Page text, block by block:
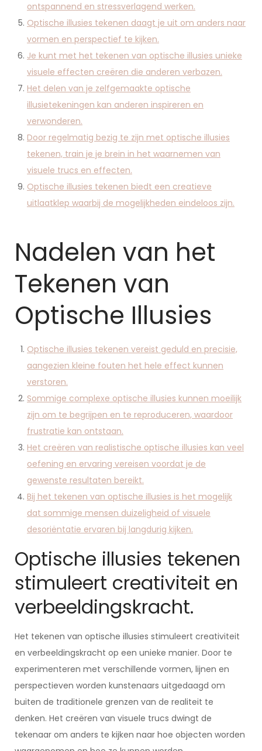
ontspannend en stressverlagend werken.
Optische illusies tekenen daagt je uit om anders naar
vormen en perspectief te kijken.
Je kunt met het tekenen van optische illusies unieke
visuele effecten creëren die anderen verbazen.
Het delen van je zelfgemaakte optische
illusietekeningen kan anderen inspireren en
verwonderen.
Door regelmatig bezig te zijn met optische illusies
tekenen, train je je brein in het waarnemen van
visuele trucs en effecten.
Optische illusies tekenen biedt een creatieve
uitlaatklep waarbij de mogelijkheden eindeloos zijn.
Nadelen van het
Tekenen van
Optische Illusies
Optische illusies tekenen vereist geduld en precisie,
aangezien kleine fouten het hele effect kunnen
verstoren.
Sommige complexe optische illusies kunnen moeilijk
zijn om te begrijpen en te reproduceren, waardoor
frustratie kan ontstaan.
Het creëren van realistische optische illusies kan veel
oefening en ervaring vereisen voordat je de
gewenste resultaten bereikt.
Bij het tekenen van optische illusies is het mogelijk
dat sommige mensen duizeligheid of visuele
desoriëntatie ervaren bij langdurig kijken.
Optische illusies tekenen
stimuleert creativiteit en
verbeeldingskracht.
Het tekenen van optische illusies stimuleert creativiteit
en verbeeldingskracht op een unieke manier. Door te
experimenteren met verschillende vormen, lijnen en
perspectieven worden kunstenaars uitgedaagd om
buiten de traditionele grenzen van de realiteit te
denken. Het creëren van visuele trucs dwingt de
tekenaar om anders te kijken naar hoe objecten worden